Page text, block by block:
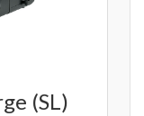
(SL)